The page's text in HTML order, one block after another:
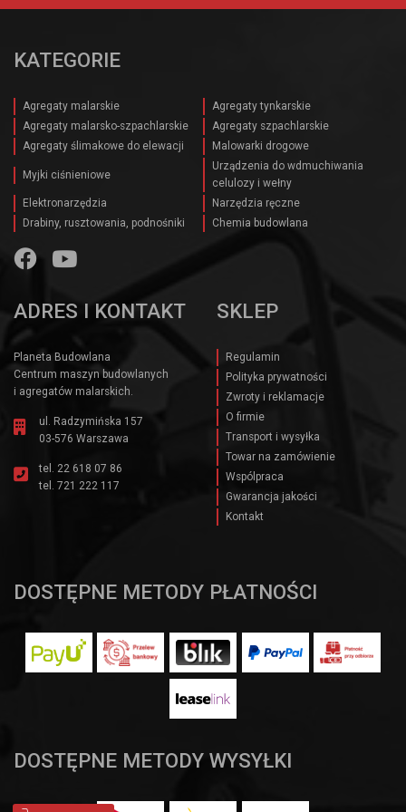
KATEGORIE
Agregaty malarskie
Agregaty tynkarskie
Agregaty malarsko-szpachlarskie
Agregaty szpachlarskie
Agregaty ślimakowe do elewacji
Malowarki drogowe
Myjki ciśnieniowe
Urządzenia do wdmuchiwania
celulozy i wełny
Elektronarzędzia
Narzędzia ręczne
Drabiny, rusztowania, podnośniki
Chemia budowlana
ADRES I KONTAKT
Planeta Budowlana
Centrum maszyn budowlanych
i agregatów malarskich.
ul. Radzymińska 157
03-576 Warszawa
tel. 22 618 07 86
tel. 721 222 117
SKLEP
Regulamin
Polityka prywatności
Zwroty i reklamacje
O firmie
Transport i wysyłka
Towar na zamówienie
Wspólpraca
Gwarancja jakości
Kontakt
DOSTĘPNE METODY PŁATNOŚCI
DOSTĘPNE METODY WYSYŁKI